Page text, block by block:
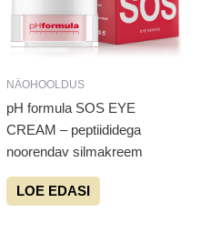
NÄOHOOLDUS
pH formula SOS EYE
CREAM – peptiididega
noorendav silmakreem
LOE EDASI